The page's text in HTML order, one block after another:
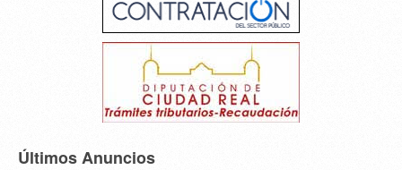
Últimos Anuncios